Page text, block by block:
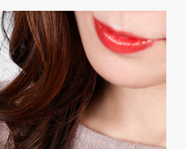
Breguet
ブレゲ
IWC
IWC
RICHARD MILLE
リシャール・ミル
DOUBLE TOP
ダブルトップ
NOMBRE
ノンブル
ALPHA
アルファ
eclat
エブリン
チャーム
その他